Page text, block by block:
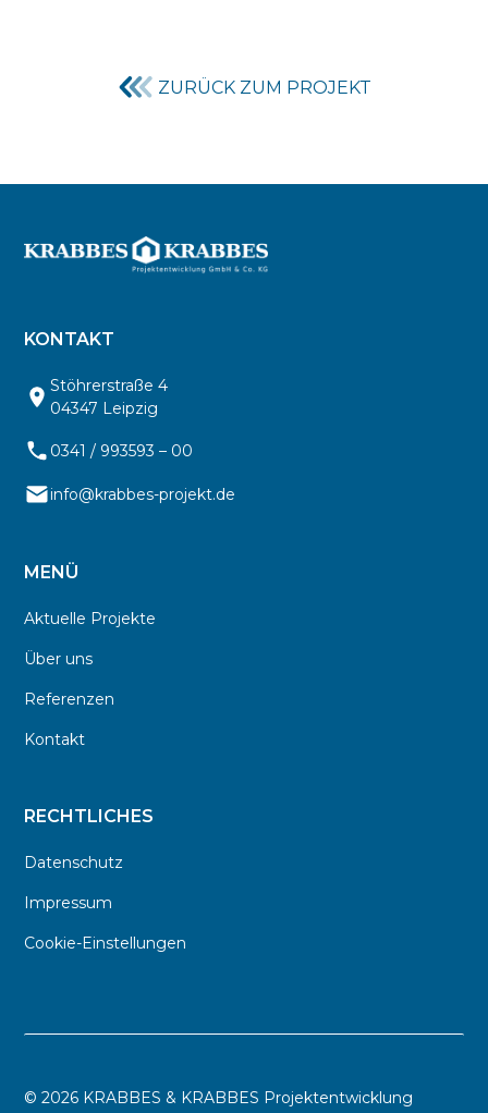
ZURÜCK ZUM PROJEKT
KONTAKT
Stöhrerstraße 4
04347 Leipzig
0341 / 993593 – 00
info@krabbes-projekt.de
MENÜ
Aktuelle Projekte
Über uns
Referenzen
Kontakt
RECHTLICHES
Datenschutz
Impressum
Cookie-Einstellungen
©2026 KRABBES & KRABBES Projektentwicklung